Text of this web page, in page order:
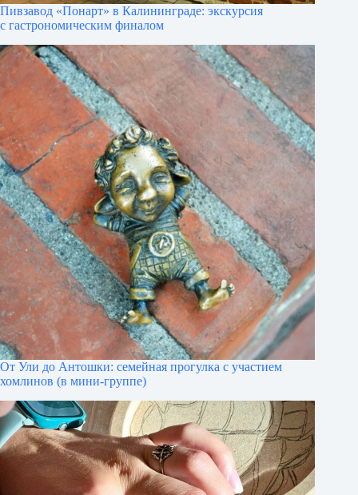
Пивзавод «Понарт» в Калининграде: экскурсия
с гастрономическим финалом
От Ули до Антошки: семейная прогулка с участием
хомлинов (в мини-группе)